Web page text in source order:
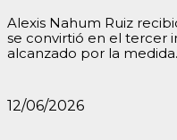
Alexis Nahum Ruiz
se convirtió en el tercer
alcanzado por la medida.
12/06/2026